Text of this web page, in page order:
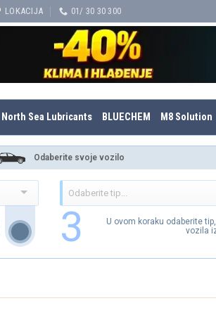
LOKACIJA 01/ 30 30 300
North Sea Lubricants BLUECHEM M8 Solution
Odaberite svoje vozilo
3
U ovom koraku odaberite
vozila